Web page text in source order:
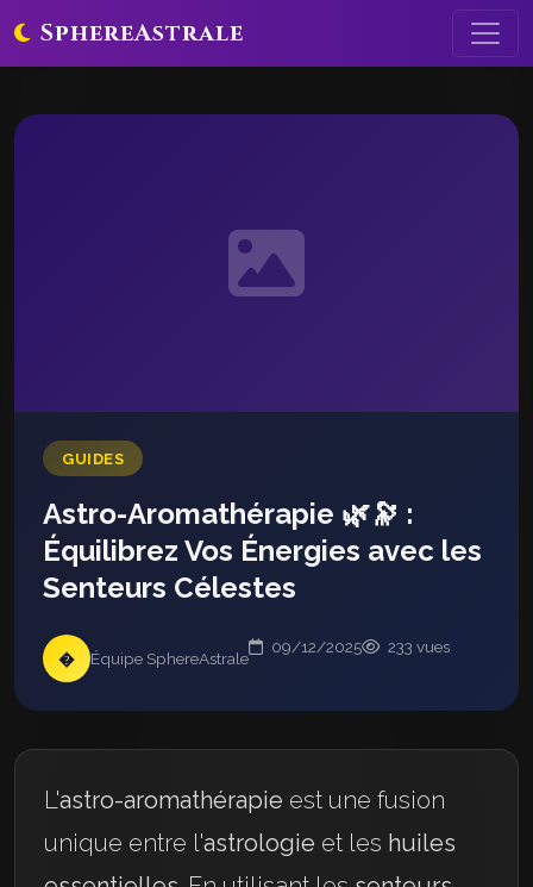
SphereAstrale
GUIDES
Astro-Aromathérapie 🌿🔭 :
Équilibrez Vos Énergies avec les
Senteurs Célestes
� Équipe SphereAstrale
09/12/2025 233 vues
L'astro-aromathérapie est une fusion
unique entre l'astrologie et les huiles